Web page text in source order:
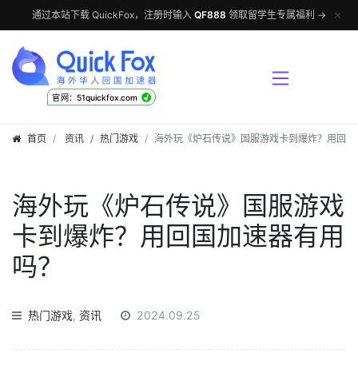
通过本站下载 QuickFox，注册时输入 QF888 领取留学生专属福利 → ✕
官网：51quickfox.com √
首页 资讯 / 热门游戏 海外玩《炉石传说》国服游戏卡到爆炸？用回
海外玩《炉石传说》国服游戏
卡到爆炸？用回国加速器有用
吗？
热门游戏, 资讯 2024.09.25